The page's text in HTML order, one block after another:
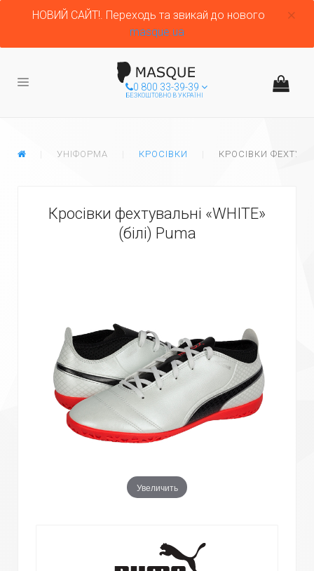
НОВИЙ САЙТ!. Переходь та звикай до нового
masque.ua
0 800 33-39-39
БЕЗКОШТОВНО В УКРАЇНІ
ГЛАВНАЯУНІФОРМА КРОСІВКИ КРОСІВКИ
Кросівки фехтувальні «WHITE»
(білі) Puma
Увеличить